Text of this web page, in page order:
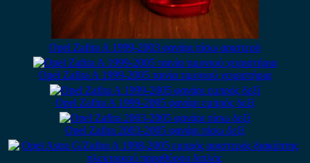
Opel Zafira A 1999-2003 φανάρι πίσω αριστερό
Opel Zafira A 1999-2005 ταινία τιμονιού χειριστήρια
Opel Zafira A 1999-2005 φανάρι εμπρός δεξί
Opel Zafira 2003-2005 φανάρι πίσω δεξί